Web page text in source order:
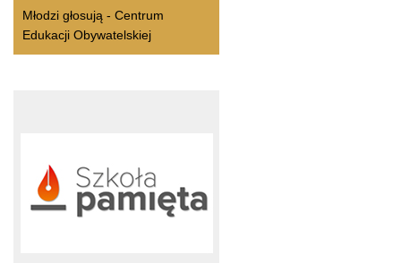
Młodzi głosują - Centrum
Edukacji Obywatelskiej